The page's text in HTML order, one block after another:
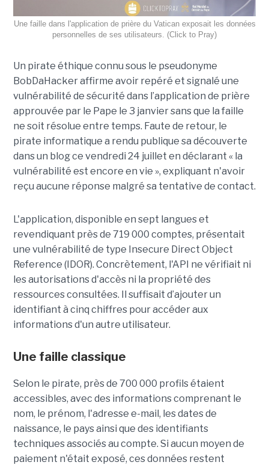
Une faille dans l'application de prière du Vatican exposait les données
personnelles de ses utilisateurs. (Click to Pray)
Un pirate éthique connu sous le pseudonyme
BobDaHacker affirme avoir repéré et signalé une
vulnérabilité de sécurité dans l’application de prière
approuvée par le Pape le 3 janvier sans que la faille
ne soit résolue entre temps. Faute de retour, le
pirate informatique a rendu publique sa découverte
dans un blog ce vendredi 24 juillet en déclarant « la
vulnérabilité est encore en vie », expliquant n'avoir
reçu aucune réponse malgré sa tentative de contact.
L'application, disponible en sept langues et
revendiquant près de 719 000 comptes, présentait
une vulnérabilité de type Insecure Direct Object
Reference (IDOR). Concrètement, l'API ne vérifiait ni
les autorisations d'accès ni la propriété des
ressources consultées. Il suffisait d’ajouter un
identifiant à cinq chiffres pour accéder aux
informations d'un autre utilisateur.
Une faille classique
Selon le pirate, près de 700 000 profils étaient
accessibles, avec des informations comprenant le
nom, le prénom, l'adresse e-mail, les dates de
naissance, le pays ainsi que des identifiants
techniques associés au compte. Si aucun moyen de
paiement n'était exposé, ces données restent